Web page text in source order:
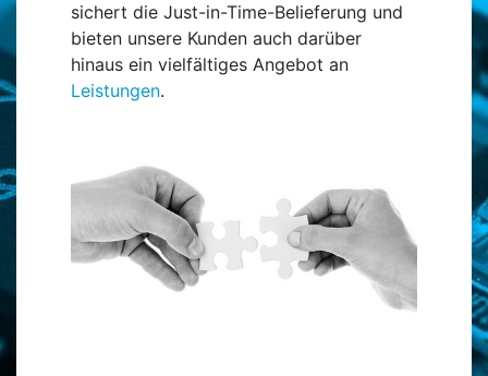
sichert die Just-in-Time-Belieferung und
bieten unsere Kunden auch darüber
hinaus ein vielfältiges Angebot an
Leistungen.